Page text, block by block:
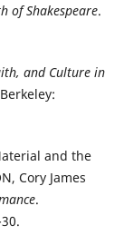
of Shakespeare.
and Culture in
and the
Cory James
.